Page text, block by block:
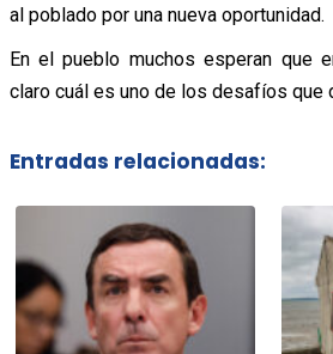
al poblado por una nueva oportunidad.
En el pueblo muchos esperan que
claro cuál es uno de los desafíos que
Entradas relacionadas: